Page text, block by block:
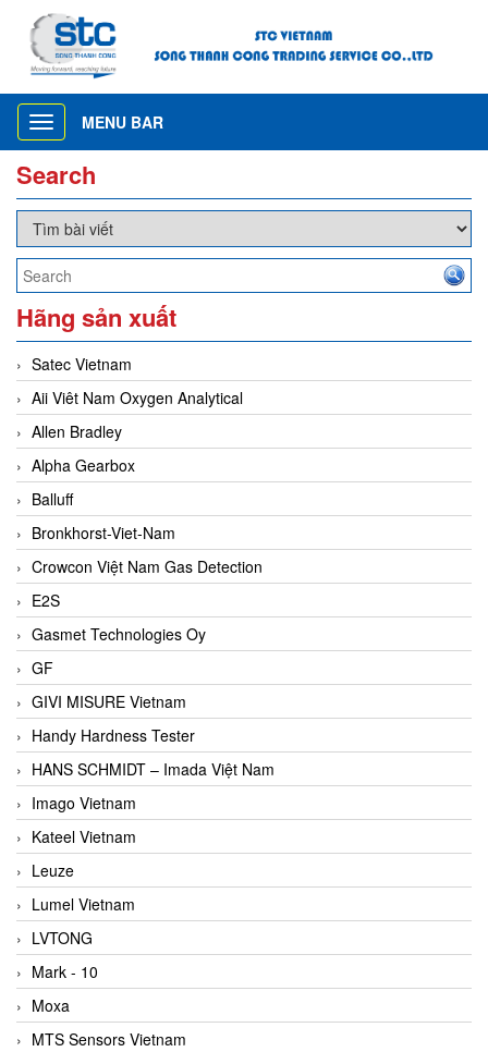
Toggle
navigation
MENU BAR
Search
Hãng sản xuất
Satec Vietnam
Aii Viêt Nam Oxygen Analytical
Allen Bradley
Alpha Gearbox
Balluff
Bronkhorst-Viet-Nam
Crowcon Việt Nam Gas Detection
E2S
Gasmet Technologies Oy
GF
GIVI MISURE Vietnam
Handy Hardness Tester
HANS SCHMIDT – Imada Việt Nam
Imago Vietnam
Kateel Vietnam
Leuze
Lumel Vietnam
LVTONG
Mark - 10
Moxa
MTS Sensors Vietnam